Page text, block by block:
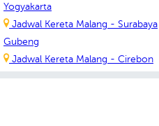
Yogyakarta
Jadwal Kereta Malang - Surabaya
Gubeng
Jadwal Kereta Malang - Cirebon